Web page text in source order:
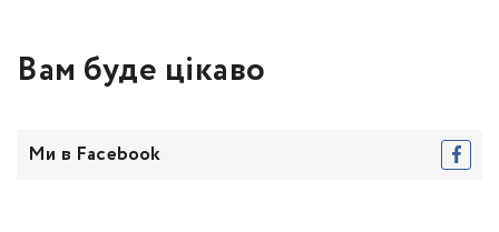
Вам буде цікаво
Ми в Facebook